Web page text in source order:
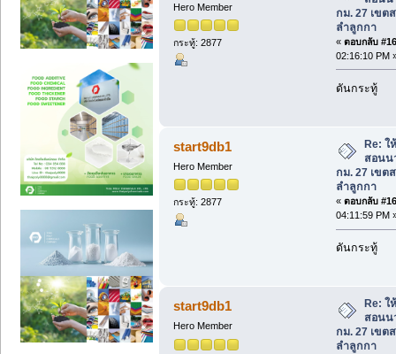
Hero Member
กระทู้: 2877
กม. 27 เขต
ลำลูกกา
« ตอบกลับ
02:16:10 PM
ดันกระทู้
start9db1
Hero Member
กระทู้: 2877
Re: ใ
สอนน
กม. 27 เขต
ลำลูกกา
« ตอบกลับ
04:11:59 PM
ดันกระทู้
start9db1
Hero Member
Re: ใ
สอนน
กม. 27 เขต
ลำลูกกา